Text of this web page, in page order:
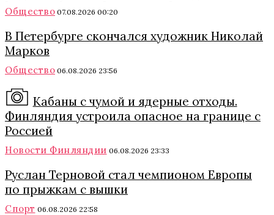
Общество 07.08.2026 00:20
В Петербурге скончался художник Николай
Марков
Общество 06.08.2026 23:56
Кабаны с чумой и ядерные отходы.
Финляндия устроила опасное на границе с
Россией
Новости Финляндии 06.08.2026 23:33
Руслан Терновой стал чемпионом Европы
по прыжкам с вышки
Спорт 06.08.2026 22:58